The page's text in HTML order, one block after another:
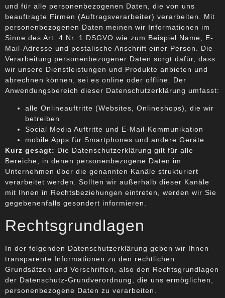
und für alle personenbezogenen Daten, die von uns
beauftragte Firmen (Auftragsverarbeiter) verarbeiten. Mit
personenbezogenen Daten meinen wir Informationen im
Sinne des Art. 4 Nr. 1 DSGVO wie zum Beispiel Name, E-
Mail-Adresse und postalische Anschrift einer Person. Die
Verarbeitung personenbezogener Daten sorgt dafür, dass
wir unsere Dienstleistungen und Produkte anbieten und
abrechnen können, sei es online oder offline. Der
Anwendungsbereich dieser Datenschutzerklärung umfasst:
alle Onlineauftritte (Websites, Onlineshops), die wir
betreiben
Social Media Auftritte und E-Mail-Kommunikation
mobile Apps für Smartphones und andere Geräte
Kurz gesagt: Die Datenschutzerklärung gilt für alle
Bereiche, in denen personenbezogene Daten im
Unternehmen über die genannten Kanäle strukturiert
verarbeitet werden. Sollten wir außerhalb dieser Kanäle
mit Ihnen in Rechtsbeziehungen eintreten, werden wir Sie
gegebenenfalls gesondert informieren.
Rechtsgrundlagen
In der folgenden Datenschutzerklärung geben wir Ihnen
transparente Informationen zu den rechtlichen
Grundsätzen und Vorschriften, also den Rechtsgrundlagen
der Datenschutz-Grundverordnung, die uns ermöglichen,
personenbezogene Daten zu verarbeiten.